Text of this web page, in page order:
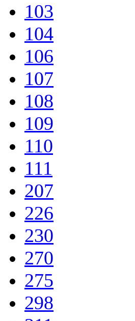
103
104
106
107
108
109
110
111
207
226
230
270
275
298